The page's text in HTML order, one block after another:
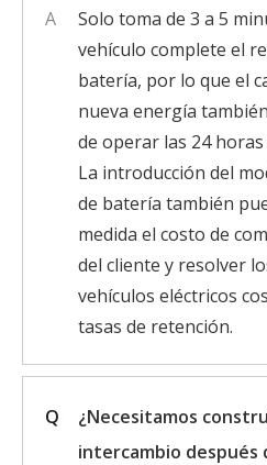
A
Solo toma de 3 a 5
vehículo complete el
batería, por lo que el
nueva energía
de operar las 24 horas
La introducción del
de batería también
medida el costo de
del cliente y resolver
vehículos eléctricos
tasas de retención.
Q
¿Necesitamos
intercambio después